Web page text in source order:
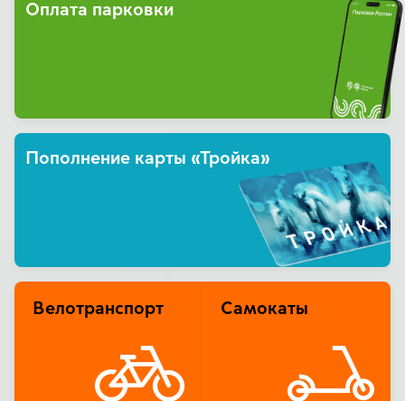
Оплата парковки
Пополнение карты «Тройка»
Велотранспорт Самокаты